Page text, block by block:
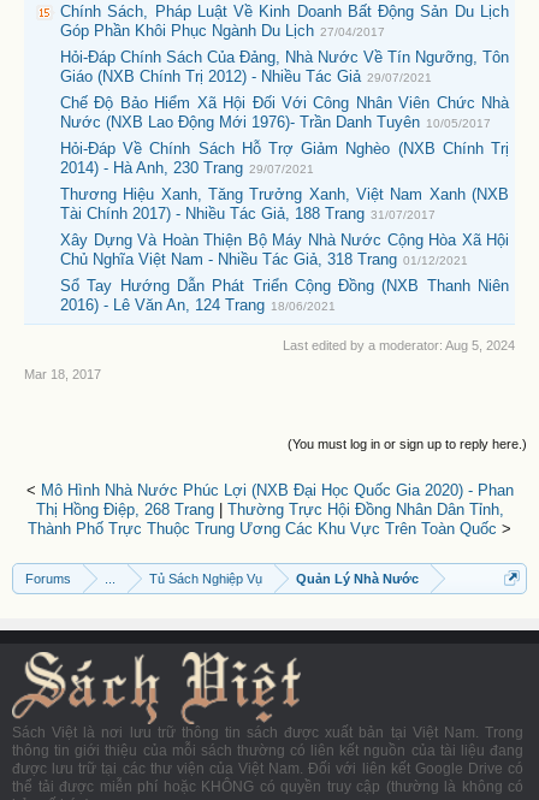
Chính Sách, Pháp Luật Về Kinh Doanh Bất Động Sản Du Lịch
Góp Phần Khôi Phục Ngành Du Lịch 27/04/2017
Hỏi-Đáp Chính Sách Của Đảng, Nhà Nước Về Tín Ngưỡng, Tôn
Giáo (NXB Chính Trị 2012) - Nhiều Tác Giả 29/07/2021
Chế Độ Bảo Hiểm Xã Hội Đối Với Công Nhân Viên Chức Nhà
Nước (NXB Lao Động Mới 1976)- Trần Danh Tuyên 10/05/2017
Hỏi-Đáp Về Chính Sách Hỗ Trợ Giảm Nghèo (NXB Chính Trị
2014) - Hà Anh, 230 Trang 29/07/2021
Thương Hiệu Xanh, Tăng Trưởng Xanh, Việt Nam Xanh (NXB
Tài Chính 2017) - Nhiều Tác Giả, 188 Trang 31/07/2017
Xây Dựng Và Hoàn Thiện Bộ Máy Nhà Nước Cộng Hòa Xã Hội
Chủ Nghĩa Việt Nam - Nhiều Tác Giả, 318 Trang 01/12/2021
Sổ Tay Hướng Dẫn Phát Triển Cộng Đồng (NXB Thanh Niên
2016) - Lê Văn An, 124 Trang 18/06/2021
Last edited by a moderator: Aug 5, 2024
Mar 18, 2017
(You must log in or sign up to reply here.)
< Mô Hình Nhà Nước Phúc Lợi (NXB Đại Học Quốc Gia 2020) - Phan
Thị Hồng Điệp, 268 Trang| Thường Trực Hội Đồng Nhân Dân Tỉnh,
Thành Phố Trực Thuộc Trung Ương Các Khu Vực Trên Toàn Quốc >
Forums Tủ Sách Nghiệp Vụ Quản Lý Nhà Nước
Sách Việt là nơi lưu trữ thông tin sách được xuất bản tại Việt Nam. Trong
thông tin giới thiệu của mỗi sách thường có liên kết nguồn của tài liệu đang
được lưu trữ tại các thư viện của Việt Nam. Đối với liên kết Google Drive có
thể tải được miễn phí hoặc KHÔNG có quyền truy cập (thường là không có